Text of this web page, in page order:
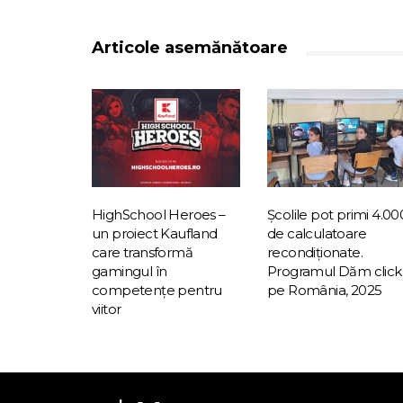
Articole asemănătoare
HighSchool Heroes –
un proiect Kaufland
care transformă
gamingul în
competențe pentru
viitor
Școlile pot primi
de calculatoare
recondiționate.
Programul Dăm click
pe România, 2025